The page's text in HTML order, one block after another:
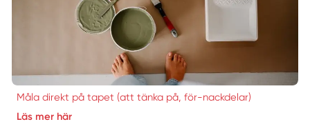
Måla direkt på tapet (att tänka på, för-nackdelar)
Läs mer här